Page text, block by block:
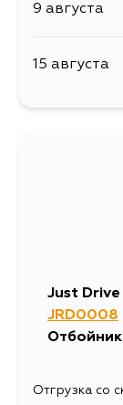
9 августа
15 августа
Just Drive
JRD0008
Отбойник
Отгрузка со